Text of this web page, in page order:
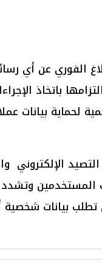
الفوري عن أي
التزامها باتخاذ
لحماية بيانات
الإلكتروني
المستخدمين
بيانات شخصية